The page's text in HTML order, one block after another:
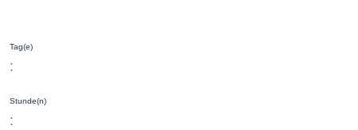
Tag(e)
:
Stunde(n)
: